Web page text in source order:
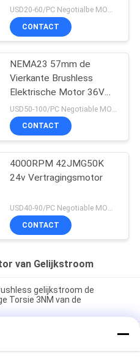
CONTACT
NEMA23 57mm de
Vierkante Brushless
Elektrische Motor 36VDC
3000RPM 0.6N.M van
gelijkstroom
CONTACT
4000RPM 42JMG50K
24v Vertragingsmotor
USD40-90/PC Negotiable MOQ:5PCS
CONTACT
van Gelijkstroom
gelijkstroom de
Torsie 3NM van de
Toestelmotor voor